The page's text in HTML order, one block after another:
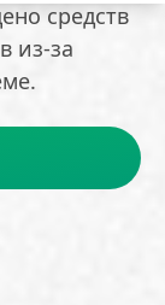
средств
из-за